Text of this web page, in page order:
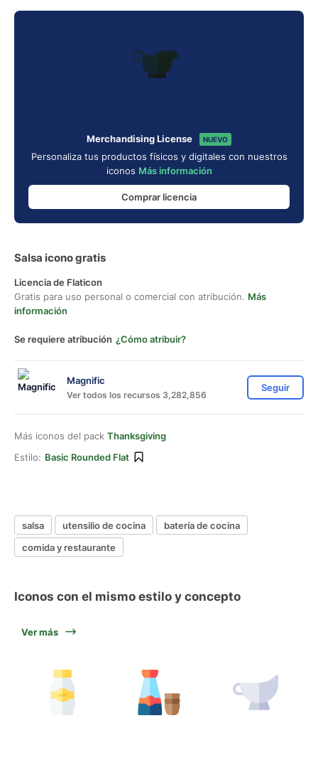
Merchandising License NUEVO
Personaliza tus productos físicos y digitales con nuestros
iconos Más información
Comprar licencia
Salsa icono gratis
Licencia de Flaticon
Gratis para uso personal o comercial con atribución. Más
información
Se requiere atribución ¿Cómo atribuir?
Magnific
Ver todos los recursos 3,282,856
Seguir
Más iconos del pack Thanksgiving
Estilo: Basic Rounded Flat
salsa utensilio de cocina
batería de cocina
comida y restaurante
Iconos con el mismo estilo y concepto
Ver más